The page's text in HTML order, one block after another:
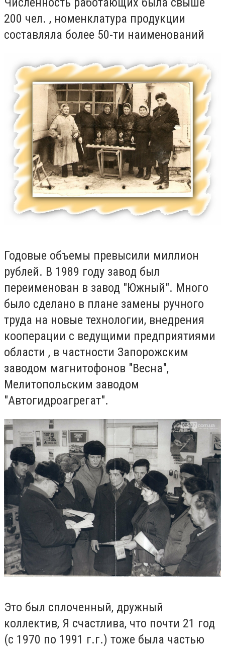
200 чел. , номенклатура продукции
составляла более 50-ти наименований
Годовые объемы превысили миллион
рублей. В 1989 году завод был
переименован в завод "Южный". Много
было сделано в плане замены ручного
труда на новые технологии, внедрения
кооперации с ведущими предприятиями
области , в частности Запорожским
заводом магнитофонов "Весна",
Мелитопольским заводом
"Автогидроагрегат".
Это был сплоченный, дружный
коллектив, Я счастлива, что почти 21 год
(с 1970 по 1991 г.г.) тоже была частью